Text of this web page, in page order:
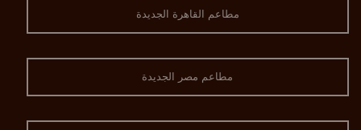
مطاعم القاهرة الجديدة
مطاعم مصر الجديدة